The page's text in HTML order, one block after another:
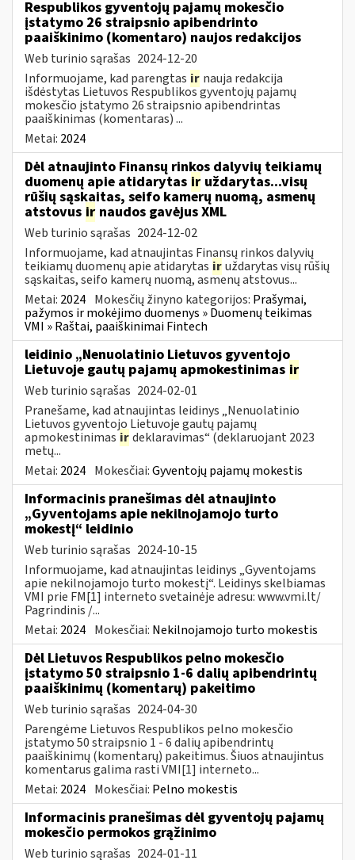
Respublikos gyventojų pajamų mokesčio
įstatymo 26 straipsnio apibendrinto
paaiškinimo (komentaro) naujos redakcijos
Web turinio sąrašas 2024-12-20
Informuojame, kad parengtas ir nauja redakcija
išdėstytas Lietuvos Respublikos gyventojų pajamų
mokesčio įstatymo 26 straipsnio apibendrintas
paaiškinimas (komentaras) ...
Metai: 2024
Dėl atnaujinto Finansų rinkos dalyvių teikiamų
duomenų apie atidarytas ir uždarytas...visų
rūšių sąskaitas, seifo kamerų nuomą, asmenų
atstovus ir naudos gavėjus XML
Web turinio sąrašas 2024-12-02
Informuojame, kad atnaujintas Finansų rinkos dalyvių
teikiamų duomenų apie atidarytas iruždarytas visų rūšių
sąskaitas, seifo kamerų nuomą, asmenų atstovus...
Metai: 2024 Mokesčių žinyno kategorijos: Prašymai,
pažymos ir mokėjimo duomenys » Duomenų teikimas
VMI » Raštai, paaiškinimai Fintech
leidinio „Nenuolatinio Lietuvos gyventojo
Lietuvoje gautų pajamų apmokestinimas ir
Web turinio sąrašas 2024-02-01
Pranešame, kad atnaujintas leidinys „Nenuolatinio
Lietuvos gyventojo Lietuvoje gautų pajamų
apmokestinimas irdeklaravimas“ (deklaruojant 2023
metų...
Metai: 2024 Mokesčiai:Gyventojų pajamų mokestis
Informacinis pranešimas dėl atnaujinto
„Gyventojams apie nekilnojamojo turto
mokestį“ leidinio
Web turinio sąrašas 2024-10-15
Informuojame, kad atnaujintas leidinys „Gyventojams
apie nekilnojamojo turto mokestį“. Leidinys skelbiamas
VMI prie FM[1] interneto svetainėje adresu: www.vmi.lt/
Pagrindinis /...
Metai: 2024 Mokesčiai: Nekilnojamojo turto mokestis
Dėl Lietuvos Respublikos pelno mokesčio
įstatymo 50 straipsnio 1-6 dalių apibendrintų
paaiškinimų (komentarų) pakeitimo
Web turinio sąrašas 2024-04-30
Parengėme Lietuvos Respublikos pelno mokesčio
įstatymo 50 straipsnio 1 - 6 dalių apibendrintų
paaiškinimų (komentarų) pakeitimus. Šiuos atnaujintus
komentarus galima rasti VMI[1] interneto...
Metai: 2024 Mokesčiai: Pelno mokestis
Informacinis pranešimas dėl gyventojų pajamų
mokesčio permokos grąžinimo
Web turinio sąrašas 2024-01-11